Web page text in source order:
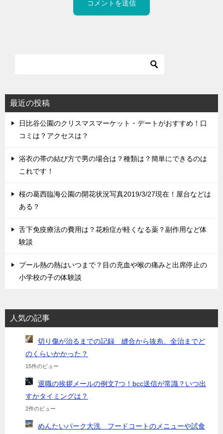
最近の投稿
日比谷公園のクリスマスマーケット・デートがおすすめ！口
コミは？アクセスは？
浴衣の帯の結び方で男の場合は？種類は？簡単にできるのは
これです！
桜の葛西臨海公園の開花状況写真2019/3/27現在！屋台などは
ある？
舌下免疫療法の費用は？花粉症が軽くなる薬？副作用など体
験談
プール熱の熱はいつまで？目の充血や喉の痛みと出席停止の
小学校の子の体験談
人気の記事
切り傷が治るまでの記録 縫合から抜糸、全治までど
のくらいかかった？
15件のビュー
退職の挨拶メールの例文7つ！bcc送信が常識？いつ出
すかタイミングは？
2件のビュー
めんたいパーク大洗 フードコートのメニューや試食